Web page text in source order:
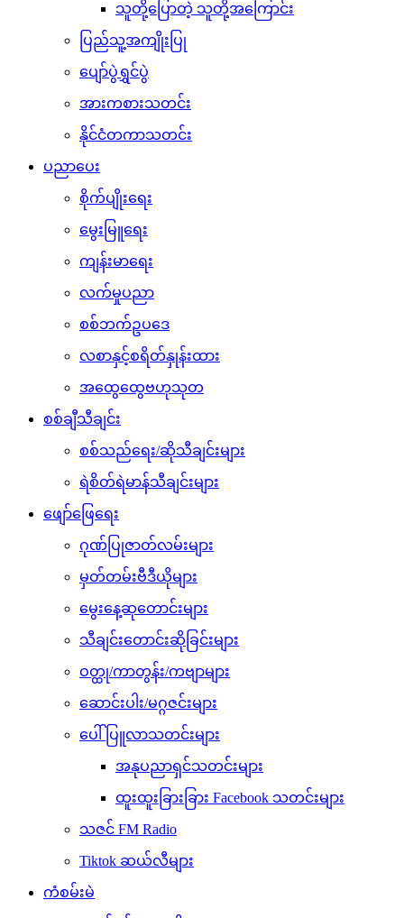
သူတို့ပြောတဲ့ သူတို့အကြောင်း
ပြည်သူ့အကျိုးပြု
ပျော်ပွဲရွှင်ပွဲ
အားကစားသတင်း
နိုင်ငံတကာသတင်း
ပညာပေး
စိုက်ပျိုးရေး
မွေးမြူရေး
ကျန်းမာရေး
လက်မှုပညာ
စစ်ဘက်ဥပဒေ
လစာနှင့်စရိတ်နှုန်းထား
အထွေထွေဗဟုသုတ
စစ်ချီသီချင်း
စစ်သည်ရေး/ဆိုသီချင်းများ
ရဲစိတ်ရဲမာန်သီချင်းများ
ဖျော်ဖြေရေး
ဂုဏ်ပြုဇာတ်လမ်းများ
မှတ်တမ်းဗီဒီယိုများ
မွေးနေ့ဆုတောင်းများ
သီချင်းတောင်းဆိုခြင်းများ
ဝတ္ထု/ကာတွန်း/ကဗျာများ
ဆောင်းပါး/မဂ္ဂဇင်းများ
ပေါ်ပြူလာသတင်းများ
အနုပညာရှင်သတင်းများ
ထူးထူးခြားခြား Facebook သတင်းများ
သဇင် FM Radio
Tiktok ဆယ်လီများ
ကံစမ်းမဲ